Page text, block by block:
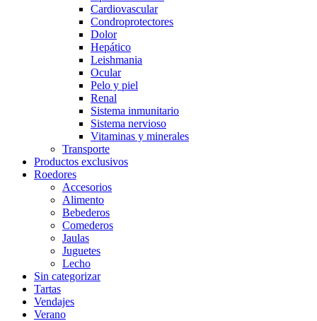
Cardiovascular
Condroprotectores
Dolor
Hepático
Leishmania
Ocular
Pelo y piel
Renal
Sistema inmunitario
Sistema nervioso
Vitaminas y minerales
Transporte
Productos exclusivos
Roedores
Accesorios
Alimento
Bebederos
Comederos
Jaulas
Juguetes
Lecho
Sin categorizar
Tartas
Vendajes
Verano